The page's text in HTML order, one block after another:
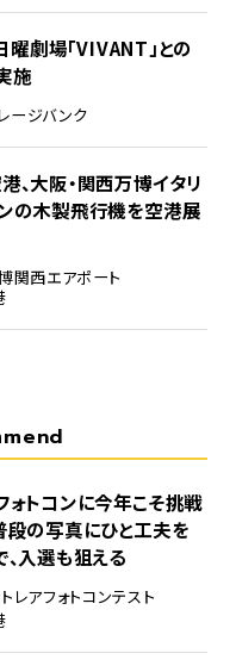
劇場「VIVANT」との
施
ージバンク
、大阪・関西万博イタリ
の木製飛行機を空港展
関西エアポート
ォトコンに今年こそ挑戦
段の写真にひと工夫を
、入選も狙える
レアフォトコンテスト